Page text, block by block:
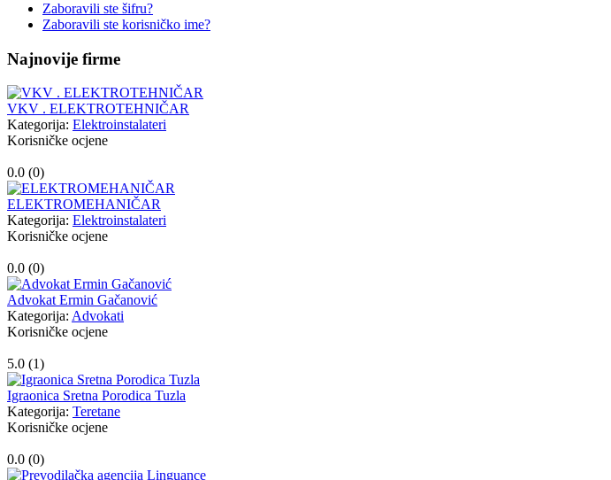
Zaboravili ste šifru?
Zaboravili ste korisničko ime?
Najnovije firme
VKV . ELEKTROTEHNIČAR
Kategorija: Elektroinstalateri
Korisničke ocjene
0.0 (0)
ELEKTROMEHANIČAR
Kategorija: Elektroinstalateri
Korisničke ocjene
0.0 (0)
Advokat Ermin Gačanović
Kategorija: Advokati
Korisničke ocjene
5.0 (1)
Igraonica Sretna Porodica Tuzla
Kategorija: Teretane
Korisničke ocjene
0.0 (0)